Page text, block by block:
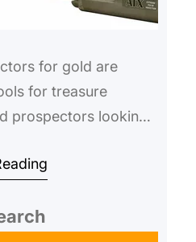
for gold are
for treasure
prospectors looking
gold hunte…